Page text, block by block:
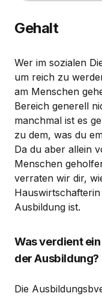
Gehalt
Wer im sozialen
um reich zu
am Menschen
Bereich generell
manchmal ist es
zu dem, was du
Da du aber allein
Menschen
verraten wir dir,
Ausbildung ist.
Was verdient
der Ausbildung?
Die